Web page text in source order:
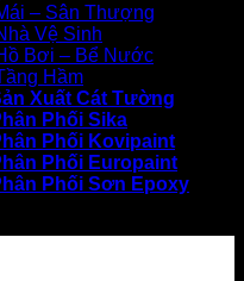
– Sân Thượng
Vệ Sinh
Bơi – Bể Nước
Hầm
Xuất Cát Tường
Phối Sika
Phối Kovipaint
Phối Europaint
Phối Sơn Epoxy